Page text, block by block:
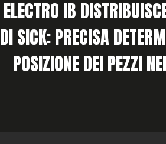
ELECTRO IB
DI SICK: PRECISA
POSIZIONE DEI PEZZI